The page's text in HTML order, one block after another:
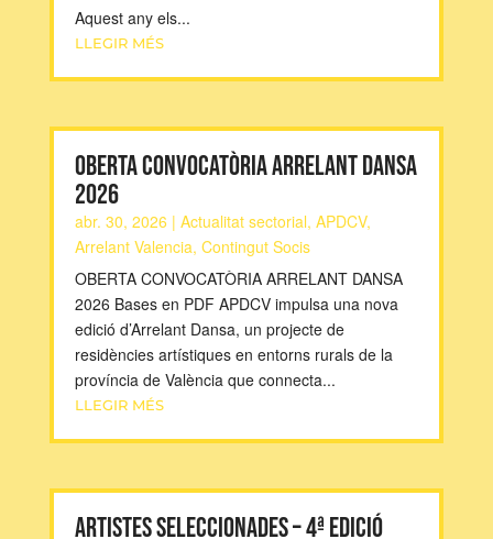
Aquest any els...
LLEGIR MÉS
OBERTA CONVOCATÒRIA ARRELANT DANSA
2026
abr. 30, 2026 | Actualitat sectorial, APDCV,
Arrelant Valencia, Contingut Socis
OBERTA CONVOCATÒRIA ARRELANT DANSA
2026 Bases en PDF APDCV impulsa una nova
edició d’Arrelant Dansa, un projecte de
residències artístiques en entorns rurals de la
província de València que connecta...
LLEGIR MÉS
ARTISTES SELECCIONADES – 4ª EDICIÓ